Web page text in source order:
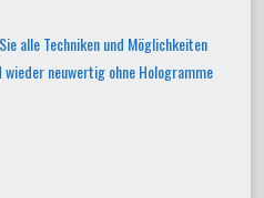
alle Techniken und Möglichkeiten
neuwertig ohne Hologramme